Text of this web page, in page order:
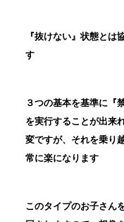
『抜けない』状態と
す
３つの基本を基準に『
を実行することが出来
変ですが、それを乗り
常に楽になります
このタイプのお子さん